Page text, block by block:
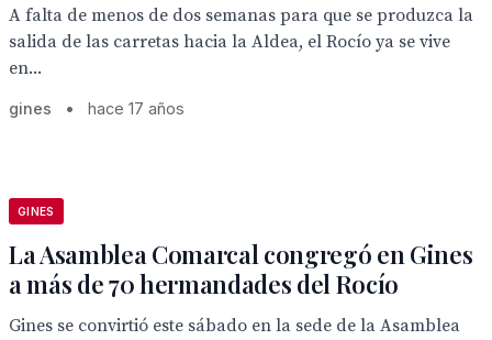
A falta de menos de dos semanas para que se produzca la
salida de las carretas hacia la Aldea, el Rocío ya se vive
en...
gines • hace 17 años
GINES
La Asamblea Comarcal congregó en Gines
a más de 70 hermandades del Rocío
Gines se convirtió este sábado en la sede de la Asamblea